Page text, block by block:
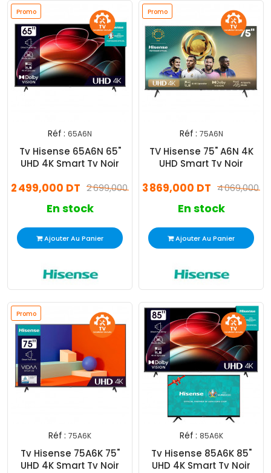
Promo
Réf : 65A6N
Tv Hisense 65A6N 65"
UHD 4K Smart Tv Noir
2 699,000 DT
2 499,000 DT
En stock
Ajouter Au Panier
Promo
Réf : 75A6N
TV Hisense 75" A6N 4K
UHD Smart Tv Noir
4 069,000
3 869,000 DT
En stock
Ajouter Au Panier
Promo
Réf : 75A6K
Tv Hisense 75A6K 75"
UHD 4K Smart Tv Noir
Réf : 85A6K
Tv Hisense 85A6K 85"
UHD 4K Smart Tv Noir